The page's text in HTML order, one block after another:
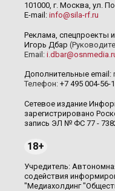
101000, г. Москва, ул.
E-mail: info@sila-rf.ru
Реклама, спецпроекты
Игорь Дбар
Email:
Дополнительные email:
Телефон: +7 495 004-56-
Сетевое издание
зарегистрировано
запись ЭЛ № ФС 77 -
18+
Учредитель:
содействия
"Медиахолдинг